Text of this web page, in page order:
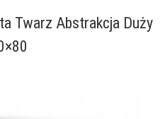
Twarz Abstrakcja Duży